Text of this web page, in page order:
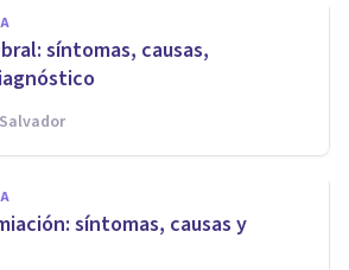
síntomas, causas,
síntomas, causas y